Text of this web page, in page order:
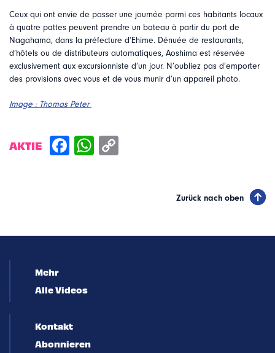
Ceux qui ont envie de passer une journée parmi ces habitants locaux
à quatre pattes peuvent prendre un bateau à partir du port de
Nagahama, dans la préfecture d’Ehime. Dénuée de restaurants,
d’hôtels ou de distributeurs automatiques, Aoshima est réservée
exclusivement aux excursionniste d’un jour. N’oubliez pas d’emporter
des provisions avec vous et de vous munir d’un appareil photo.
Image : Thomas Peter
AKTIE
Zurück nach oben
Mehr
Alle Videos
Kontakt
Abonnieren